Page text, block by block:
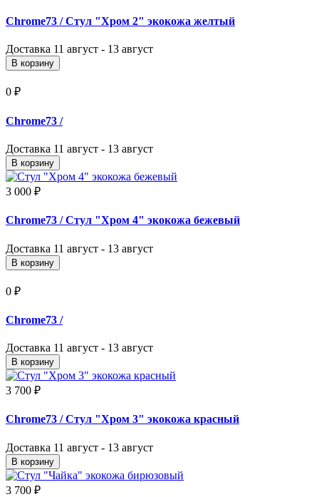
Chrome73 / Стул "Хром 2" экокожа желтый
Доставка 11 август - 13 август
В корзину
0 ₽
Chrome73 /
Доставка 11 август - 13 август
В корзину
3 000 ₽
Chrome73 / Стул "Хром 4" экокожа бежевый
Доставка 11 август - 13 август
В корзину
0 ₽
Chrome73 /
Доставка 11 август - 13 август
В корзину
3 700 ₽
Chrome73 / Стул "Хром 3" экокожа красный
Доставка 11 август - 13 август
В корзину
3 700 ₽